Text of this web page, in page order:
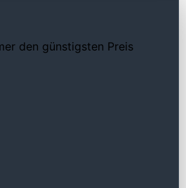
den günstigsten Preis